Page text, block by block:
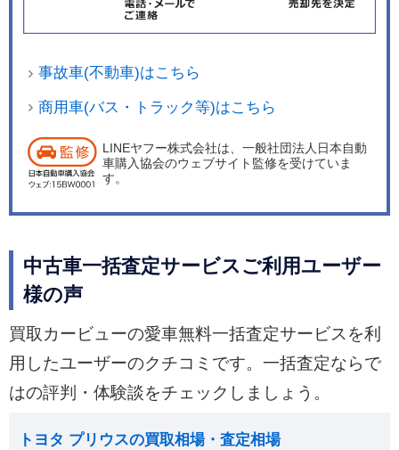
事故車(不動車)はこちら
商用車(バス・トラック等)はこちら
LINEヤフー株式会社は、一般社団法人日本自動
車購入協会のウェブサイト監修を受けていま
す。
中古車一括査定サービスご利用ユーザー
様の声
買取カービューの愛車無料一括査定サービスを利
用したユーザーのクチコミです。一括査定ならで
はの評判・体験談をチェックしましょう。
トヨタ プリウスの買取相場・査定相場